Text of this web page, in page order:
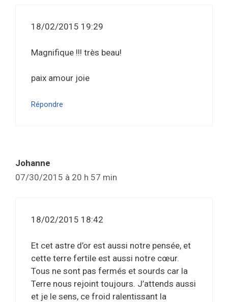
18/02/2015 19:29
Magnifique !!! très beau!
paix amour joie
Répondre
Johanne
07/30/2015 à 20 h 57 min
18/02/2015 18:42
Et cet astre d’or est aussi notre pensée, et
cette terre fertile est aussi notre cœur.
Tous ne sont pas fermés et sourds car la
Terre nous rejoint toujours. J’attends aussi
et je le sens, ce froid ralentissant la